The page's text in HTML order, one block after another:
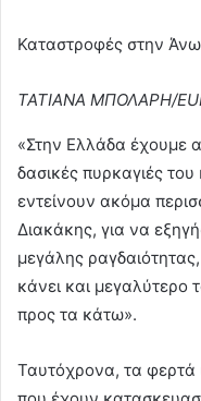
Καταστροφές στην
ΤΑΤΙΑΝΑ ΜΠΟΛΑΡΗ/
«Στην Ελλάδα έχουμε
δασικές πυρκαγιές
εντείνουν ακόμα
Διακάκης, για να
μεγάλης
κάνει και μεγαλύτερο
προς τα κάτω».
Ταυτόχρονα, τα φερτά